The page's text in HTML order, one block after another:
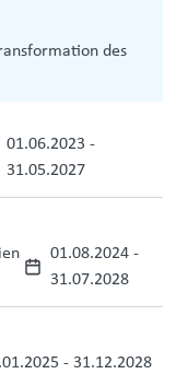
des
01.06.2023 -
31.05.2027
01.08.2024-
31.07.2028
- 31.12.2028